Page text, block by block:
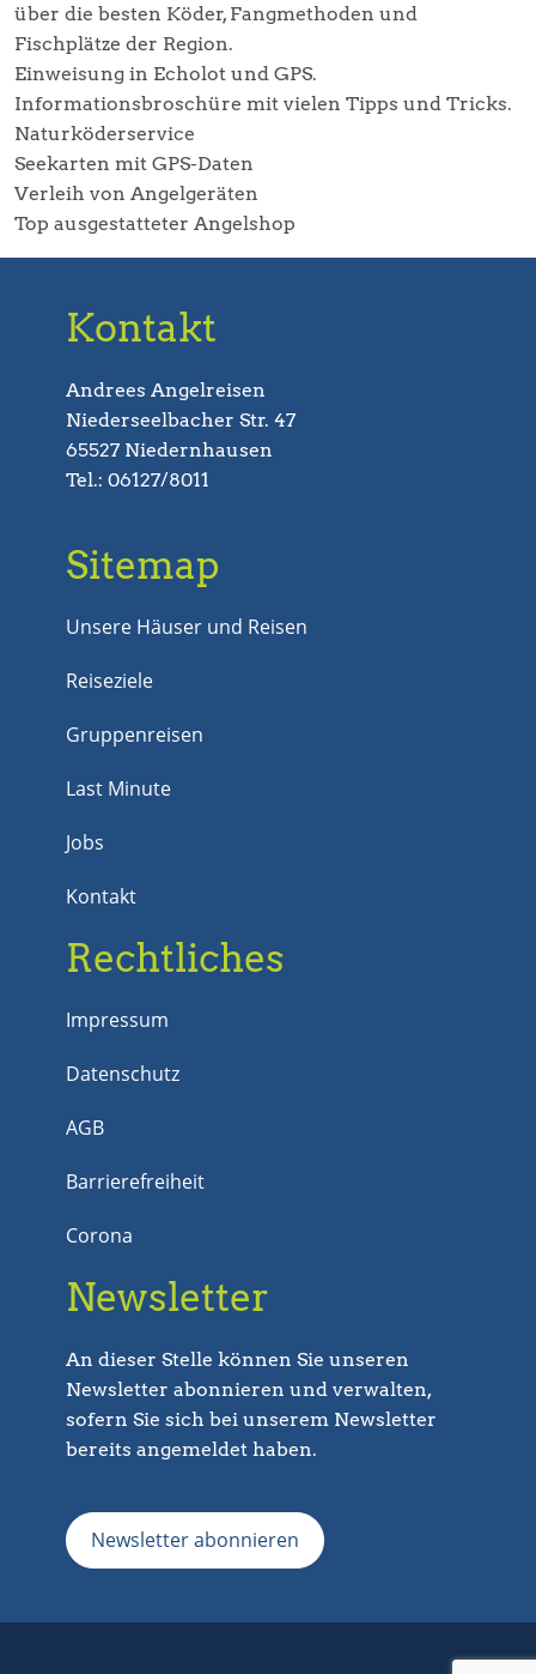
über die besten Köder, Fangmethoden und
Fischplätze der Region.
Einweisung in Echolot und GPS.
Informationsbroschüre mit vielen Tipps und Tricks.
Naturköderservice
Seekarten mit GPS-Daten
Verleih von Angelgeräten
Top ausgestatteter Angelshop
Kontakt
Andrees Angelreisen
Niederseelbacher Str. 47
65527 Niedernhausen
Tel.: 06127/8011
Sitemap
Unsere Häuser und Reisen
Reiseziele
Gruppenreisen
Last Minute
Jobs
Kontakt
Rechtliches
Impressum
Datenschutz
AGB
Barrierefreiheit
Corona
Newsletter
An dieser Stelle können Sie unseren
Newsletter abonnieren und verwalten,
sofern Sie sich bei unserem Newsletter
bereits angemeldet haben.
Newsletter abonnieren